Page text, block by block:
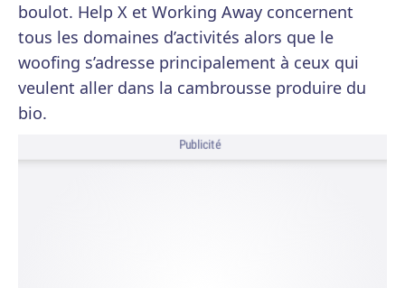
boulot. Help X et Working Away concernent
tous les domaines d’activités alors que le
woofing s’adresse principalement à ceux qui
veulent aller dans la cambrousse produire du
bio.
Publicité